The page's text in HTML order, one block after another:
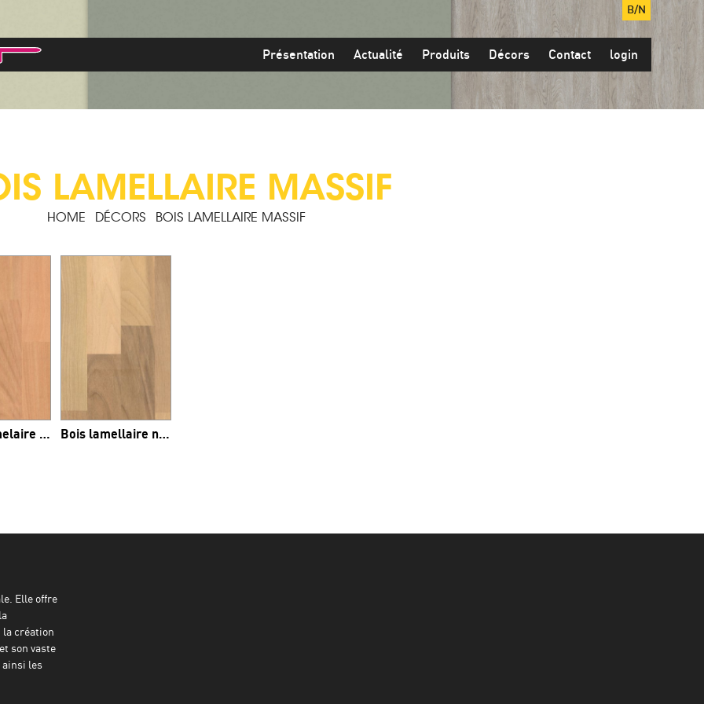
B/N
Présentation Actualité Produits Décors Contact login
LAMELLAIRE MASSIF
HOME DÉCORS BOIS LAMELLAIRE MASSIF
Bois lammelaire cérisier massif Bois lamellaire noyer
Elle offre
création
son vaste
les